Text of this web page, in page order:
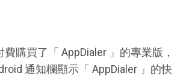
購買了「 AppDialer 」的專業版，
通知欄顯示「 AppDialer 」的快